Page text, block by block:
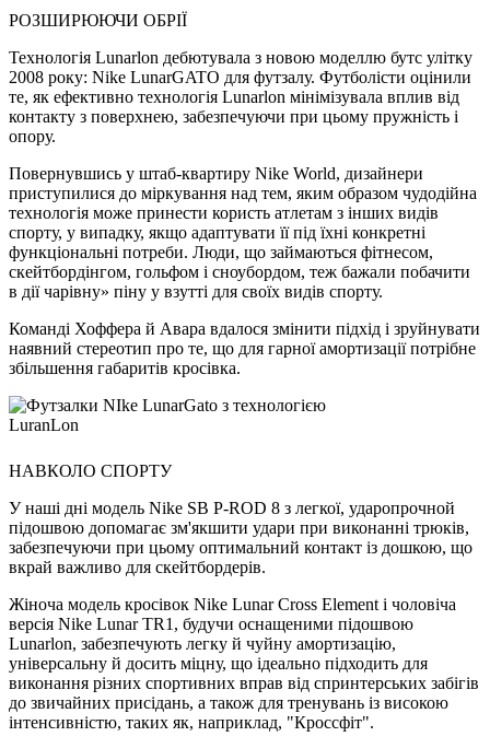
РОЗШИРЮЮЧИ ОБРІЇ
Технологія Lunarlon дебютувала з новою моделлю бутс улітку
2008 року: Nike LunarGATO для футзалу. Футболісти оцінили
те, як ефективно технологія Lunarlon мінімізувала вплив від
контакту з поверхнею, забезпечуючи при цьому пружність і
опору.
Повернувшись у штаб-квартиру Nike World, дизайнери
приступилися до міркування над тем, яким образом чудодійна
технологія може принести користь атлетам з інших видів
спорту, у випадку, якщо адаптувати її під їхні конкретні
функціональні потреби. Люди, що займаються фітнесом,
скейтбордінгом, гольфом і сноубордом, теж бажали побачити
в дії чарівну» піну у взутті для своїх видів спорту.
Команді Хоффера й Авара вдалося змінити підхід і зруйнувати
наявний стереотип про те, що для гарної амортизації потрібне
збільшення габаритів кросівка.
НАВКОЛО СПОРТУ
У наші дні модель Nike SB P-ROD 8 з легкої, ударопрочной
підошвою допомагає зм'якшити удари при виконанні трюків,
забезпечуючи при цьому оптимальний контакт із дошкою, що
вкрай важливо для скейтбордерів.
Жіноча модель кросівок Nike Lunar Cross Element і чоловіча
версія Nike Lunar TR1, будучи оснащеними підошвою
Lunarlon, забезпечують легку й чуйну амортизацію,
універсальну й досить міцну, що ідеально підходить для
виконання різних спортивних вправ від спринтерських забігів
до звичайних присідань, а також для тренувань із високою
інтенсивністю, таких як, наприклад, "Кроссфіт".